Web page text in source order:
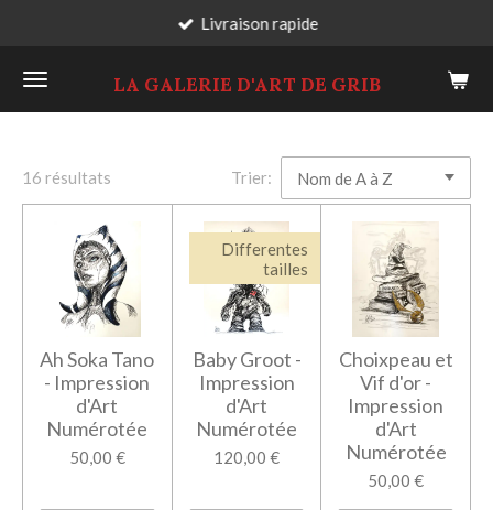
contenu
principal
LA GALERIE D'ART DE GRIB
Livraison rapide
16 résultats Trier:
Ah Soka Tano
- Impression
d'Art
Numérotée
50,00 €
Differentes
tailles
Baby Groot -
Impression
d'Art
Numérotée
120,00 €
Choixpeau et
Vif d'or -
Impression
d'Art
Numérotée
50,00 €